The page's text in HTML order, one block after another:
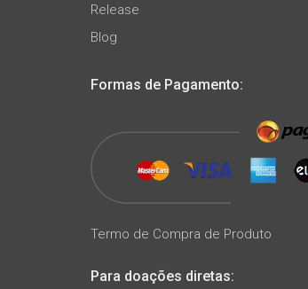
Release
Blog
Formas de Pagamento:
Termo de Compra de Produto
Para doações diretas: